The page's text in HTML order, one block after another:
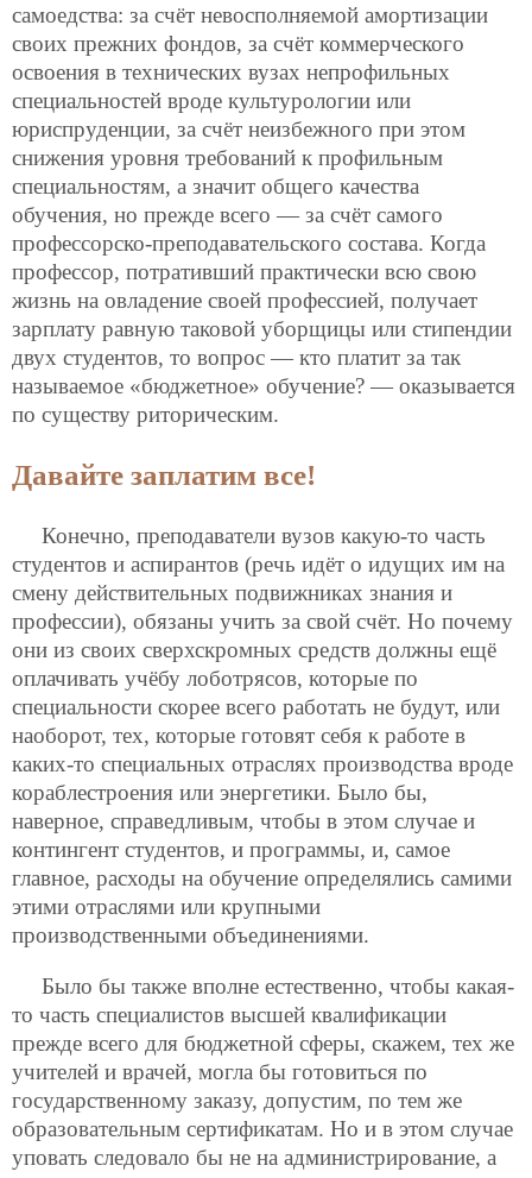
самоедства: за счёт невосполняемой амортизации
своих прежних фондов, за счёт коммерческого
освоения в технических вузах непрофильных
специальностей вроде культурологии или
юриспруденции, за счёт неизбежного при этом
снижения уровня требований к профильным
специальностям, а значит общего качества
обучения, но прежде всего — за счёт самого
профессорско-преподавательского состава. Когда
профессор, потративший практически всю свою
жизнь на овладение своей профессией, получает
зарплату равную таковой уборщицы или стипендии
двух студентов, то вопрос — кто платит за так
называемое «бюджетное» обучение? — оказывается
по существу риторическим.
Давайте заплатим все!
Конечно, преподаватели вузов какую-то часть
студентов и аспирантов (речь идёт о идущих им на
смену действительных подвижниках знания и
профессии), обязаны учить за свой счёт. Но почему
они из своих сверхскромных средств должны ещё
оплачивать учёбу лоботрясов, которые по
специальности скорее всего работать не будут, или
наоборот, тех, которые готовят себя к работе в
каких-то специальных отраслях производства вроде
кораблестроения или энергетики. Было бы,
наверное, справедливым, чтобы в этом случае и
контингент студентов, и программы, и, самое
главное, расходы на обучение определялись самими
этими отраслями или крупными
производственными объединениями.
Было бы также вполне естественно, чтобы какая-
то часть специалистов высшей квалификации
прежде всего для бюджетной сферы, скажем, тех же
учителей и врачей, могла бы готовиться по
государственному заказу, допустим, по тем же
образовательным сертификатам. Но и в этом случае
уповать следовало бы не на администрирование, а